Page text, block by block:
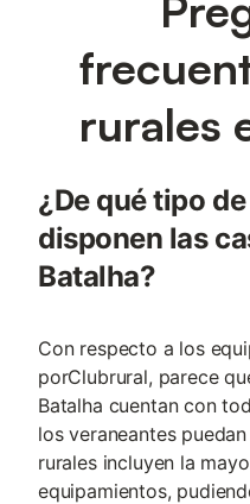
rurales
¿De qué tipo
disponen las
Batalha?
Con respecto a los
porClubrural, parece
Batalha cuentan con
los veraneantes
rurales incluyen la
equipamientos,